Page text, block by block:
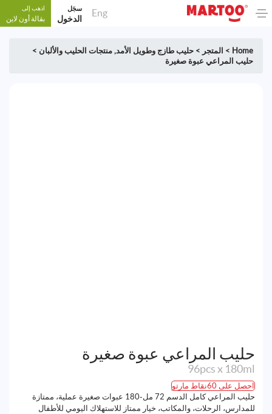
Eng سجَل
الدخول
اذهب إلى
بقالة أون لاين
Home
> المتجر > حليب طازج وطويل الأمد, منتجات الحليب والألبان >
حليب المراعي عبوة صغيرة
حليب المراعي عبوة صغيرة
96pcs x 180ml
احصل على 60نقاط مارتو
حليب المراعي كامل الدسم 72 مل-180 عبوات صغيرة عملية، ممتازة
للمدارس، الرحلات، والمكاتب، خيار ممتاز للاستهلاك اليومي للأطفال